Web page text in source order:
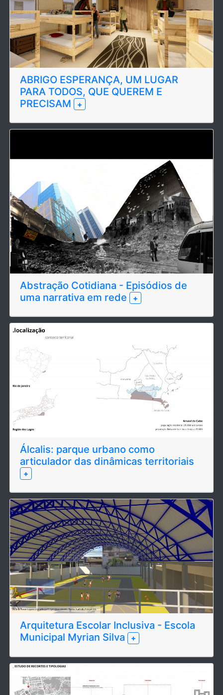
ABRIGO ESPERANÇA, UM LUGAR
PARA TODOS, QUE QUEREM E
PRECISAM
+
Abstração Cotidiana - Episódios de
uma narrativa em rede
+
Álcalis: parque urbano como
articulador das dinâmicas territoriais
+
Arquitetura Escolar Inclusiva - Escola
Municipal Myrian Silva
+